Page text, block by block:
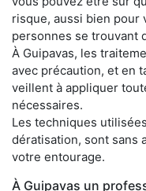
risque, aussi bien pour
personnes se trouvant
À Guipavas, les
avec précaution, et en
veillent à appliquer
nécessaires.
Les techniques
dératisation, sont sans
votre entourage.
À Guipavas un